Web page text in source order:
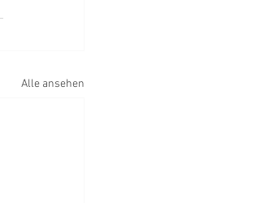
Alle ansehen